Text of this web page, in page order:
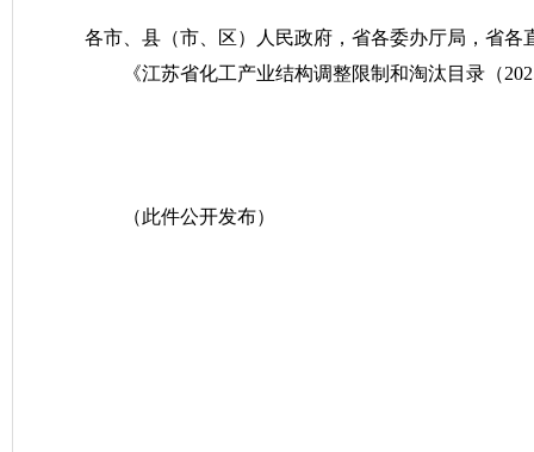
各市、县（市、区）人民政府，省各委办厅局，省各
《江苏省化工产业结构调整限制和淘汰目录（
（此件公开发布）